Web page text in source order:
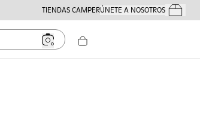
TIENDAS CAMPERÚNETE A NOSOTROSTus